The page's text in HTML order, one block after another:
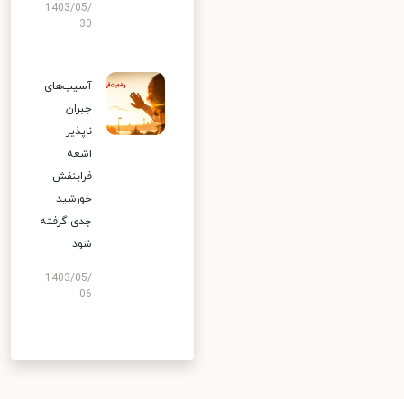
1403/05/
30
آسیب‌های
جبران
ناپذیر
اشعه
فرابنفش
خورشید
جدی گرفته
شود
1403/05/
06